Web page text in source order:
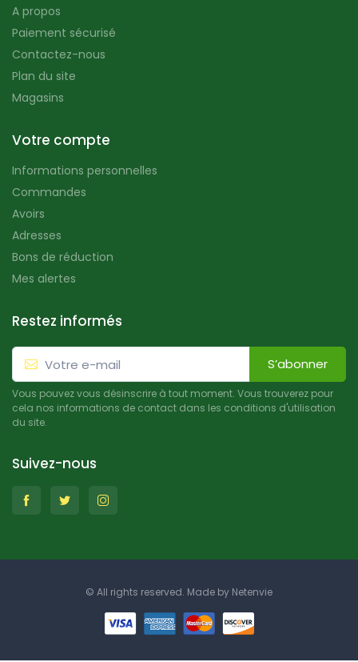
A propos
Paiement sécurisé
Contactez-nous
Plan du site
Magasins
Votre compte
Informations personnelles
Commandes
Avoirs
Adresses
Bons de réduction
Mes alertes
Restez informés
S’abonner
Vous pouvez vous désinscrire à tout moment. Vous trouverez pour
cela nos informations de contact dans les conditions d'utilisation
du site.
Suivez-nous
© All rights reserved. Made by Netenvie